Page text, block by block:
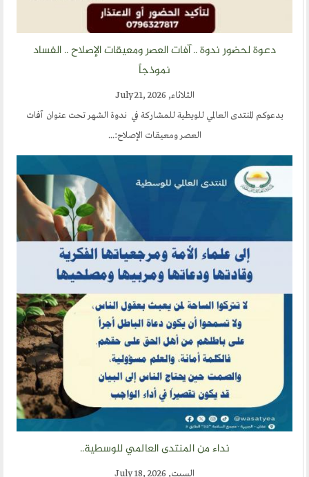
دعوة لحضور ندوة .. آفات العصر ومعيقات الإصلاح .. الفساد
نموذجاً
الثلاثاء, July 21, 2026
يدعوكم المنتدى العالمي للويطية للمشاركة في ندوة الشهر تحت عنوان آفات
العصر ومعيقات الإصلاح:...
نداء من المنتدى العالمي للوسطية..
السبت, July 18, 2026